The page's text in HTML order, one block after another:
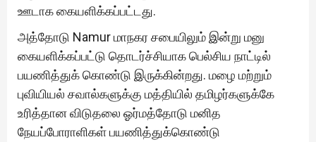
ஊடாக கையளிக்கப்பட்டது.
அத்தோடு Namur மாநகர சபையிலும் இன்று மனு
கையளிக்கப்பட்டு தொடர்ச்சியாக பெல்சிய நாட்டில்
பயணித்துக் கொண்டு இருக்கின்றது. மழை மற்றும்
புவியியல் சவால்களுக்கு மத்தியில் தமிழர்களுக்கே
உரித்தான விடுதலை ஓர்மத்தோடு மனித
நேயப்போராளிகள் பயணித்துக்கொண்டு